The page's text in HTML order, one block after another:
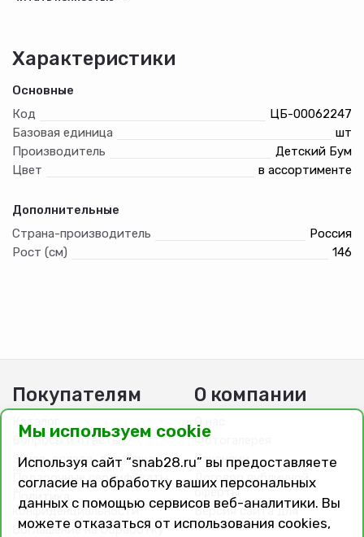
шнуром, на эластичной тесьме по низу.
Характеристики
Основные
Код
ЦБ-00062247
Базовая единица
шт
Производитель
Детский Бум
Цвет
в ассортименте
Дополнительные
Страна-производитель
Россия
Рост (см)
146
Покупателям
Каталог
Вопросы и ответы
Заказ, оплата, доставка
Подарочные сертификаты
конфиденциальности
Соглашение на обработку
О компании
О нас
Фотогалерея
Вакансии
Договор публичной
оферты
Версия сайта для
слабовидящих
Мы используем cookie
Используя сайт “snab28.ru” вы предоставляете
согласие на обработку ваших персональных
данных с помощью сервисов веб-аналитики. Вы
можете отказаться от использования cookies,